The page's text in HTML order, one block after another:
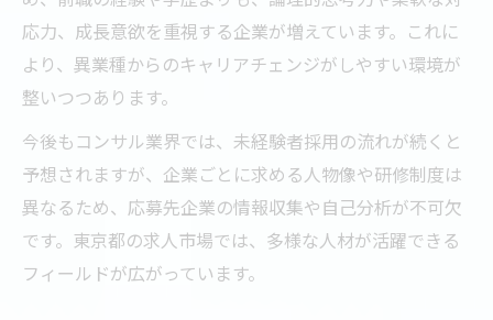
応力、成長意欲を重視する企業が増えています。これに
より、異業種からのキャリアチェンジがしやすい環境が
整いつつあります。
今後もコンサル業界では、未経験者採用の流れが続くと
予想されますが、企業ごとに求める人物像や研修制度は
異なるため、応募先企業の情報収集や自己分析が不可欠
です。東京都の求人市場では、多様な人材が活躍できる
フィールドが広がっています。